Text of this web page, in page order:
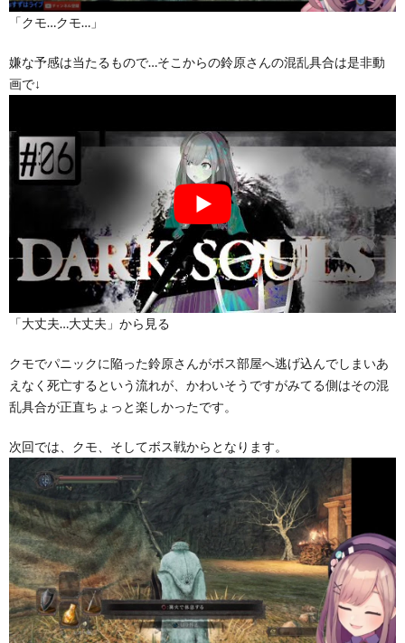
「クモ…クモ…」
嫌な予感は当たるもので…そこからの鈴原さんの混乱具合は是非動
画で↓
「大丈夫…大丈夫」から見る
クモでパニックに陥った鈴原さんがボス部屋へ逃げ込んでしまいあ
えなく死亡するという流れが、かわいそうですがみてる側はその混
乱具合が正直ちょっと楽しかったです。
次回では、クモ、そしてボス戦からとなります。